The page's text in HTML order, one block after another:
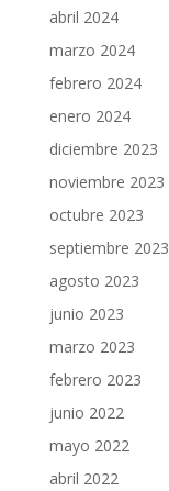
abril 2024
marzo 2024
febrero 2024
enero 2024
diciembre 2023
noviembre 2023
octubre 2023
septiembre 2023
agosto 2023
junio 2023
marzo 2023
febrero 2023
junio 2022
mayo 2022
abril 2022